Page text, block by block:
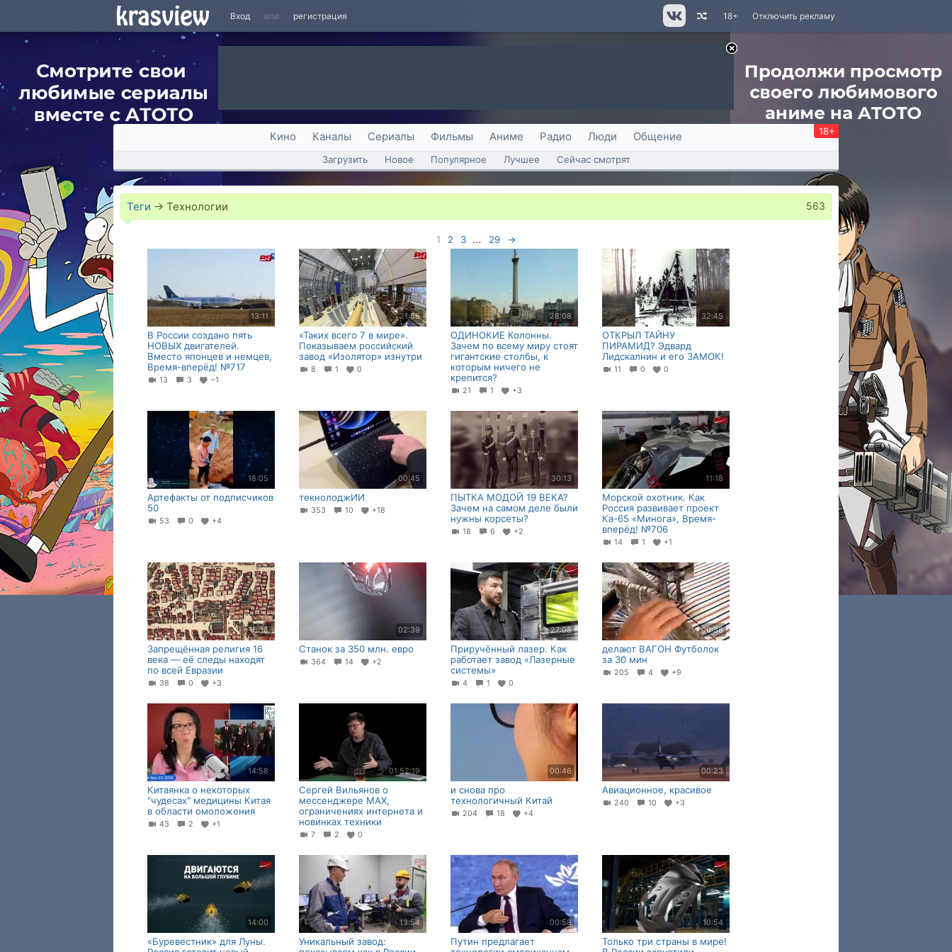
Вход или регистрация Отключить рекламу
18+
Кино Каналы Сериалы Фильмы Аниме Радио Люди Общение 18+
Загрузить Новое Популярное Лучшее Сейчас смотрят
Теги → Технологии 563
1 2 3 ... 29 →
13:11
В России создано пять
НОВЫХ двигателей.
Вместо японцев и немцев,
Время-вперёд! №717
13 3 −1
21:58
«Таких всего 7 в мире».
Показываем российский
завод «Изолятор» изнутри
8 1 0
28:08
ОДИНОКИЕ Колонны.
Зачем по всему миру стоят
гигантские столбы, к
которым ничего не
крепится?
21 1 +3
32:45
ОТКРЫЛ ТАЙНУ
ПИРАМИД? Эдвард
Лидскалнин и его ЗАМОК!
11 0 0
18:05
Артефакты от подписчиков
50
53 0 +4
00:45
текнолоджИИ
353 10 +18
30:13
ПЫТКА МОДОЙ 19 ВЕКА?
Зачем на самом деле были
нужны корсеты?
18 6 +2
11:18
Морской охотник. Как
Россия развивает проект
Ка-65 «Минога», Время-
вперёд! №706
14 1 +1
16:13
Запрещённая религия 16
века — её следы находят
по всей Евразии
38 0 +3
02:39
Станок за 350 млн. евро
364 14 +2
27:08
Приручённый лазер. Как
работает завод «Лазерные
системы»
4 1 0
00:38
делают ВАГОН Футболок
за 30 мин
205 4 +9
14:58
Китаянка о некоторых
"чудесах" медицины Китая
в области омоложения
43 2 +1
01:52:19
Сергей Вильянов о
мессенджере MAX,
ограничениях интернета и
новинках техники
7 2 0
00:46
и снова про
технологичный Китай
204 18 +4
00:23
Авиационное, красивое
240 10 +3
14:00
«Буревестник» для Луны.
13:54
Уникальный завод:
00:58
Путин предлагает
10:54
Только три страны в мире!